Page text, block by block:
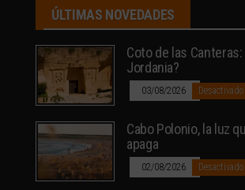
ÚLTIMAS NOVEDADES
Coto de las
Jordania?
03/08/2026 Desactivado
Cabo Polonio, la luz
apaga
02/08/2026 Desactivado